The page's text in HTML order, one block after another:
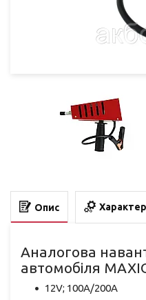
Опис
Аналогова
автомобіля
12V; 100A/200A